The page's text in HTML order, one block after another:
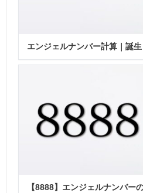
エンジェルナンバー計算｜誕
【8888】エンジェルナンバー